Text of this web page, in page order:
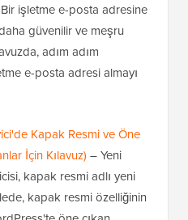
işletme e-posta adresine
güvenilir ve meşru
adım adım
e-posta adresi almayı
Kapak Resmi ve Öne
İçin Kılavuz) – Yeni
kapak resmi adlı yeni
kapak resmi özelliğinin